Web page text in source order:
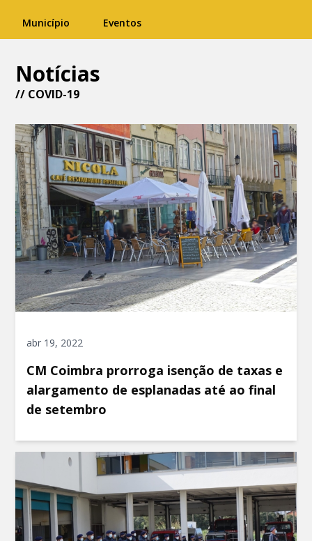
Município Eventos
Notícias
// COVID-19
abr 19, 2022
CM Coimbra prorroga isenção de taxas e
alargamento de esplanadas até ao final
de setembro